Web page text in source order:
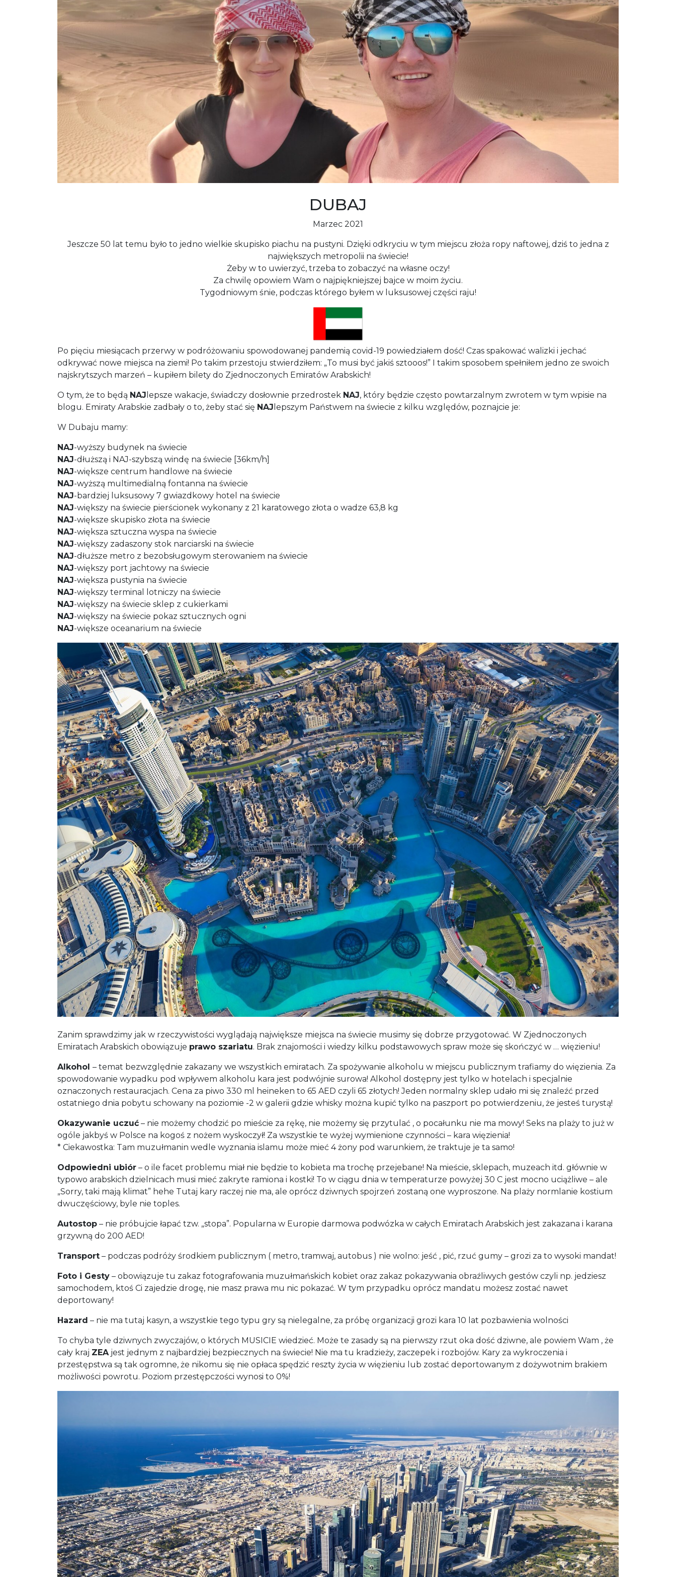
DUBAJ
Marzec 2021
Jeszcze 50 lat temu było to jedno wielkie skupisko piachu na pustyni. Dzięki odkryciu w tym miejscu złoża ropy naftowej, dziś to jedna z
największych metropolii na świecie!
Żeby w to uwierzyć, trzeba to zobaczyć na własne oczy!
Za chwilę opowiem Wam o najpiękniejszej bajce w moim życiu.
Tygodniowym śnie, podczas którego byłem w luksusowej części raju!
Po pięciu miesiącach przerwy w podróżowaniu spowodowanej pandemią covid-19 powiedziałem dość! Czas spakować walizki i jechać
odkrywać nowe miejsca na ziemi! Po takim przestoju stwierdziłem: „To musi być jakiś sztooos!” I takim sposobem spełniłem jedno ze swoich
najskrytszych marzeń – kupiłem bilety do Zjednoczonych Emiratów Arabskich!
O tym, że to będą NAJ lepsze wakacje, świadczy dosłownie przedrostek NAJ, który będzie często powtarzalnym zwrotem w tym wpisie na
blogu. Emiraty Arabskie zadbały o to, żeby stać się NAJ lepszym Państwem na świecie z kilku względów, poznajcie je:
W Dubaju mamy:
NAJ-wyższy budynek na świecie
NAJ-dłuższą i NAJ-szybszą windę na świecie [36km/h]
NAJ-większe centrum handlowe na świecie
NAJ-wyższą multimedialną fontanna na świecie
NAJ-bardziej luksusowy 7 gwiazdkowy hotel na świecie
NAJ-większy na świecie pierścionek wykonany z 21 karatowego złota o wadze 63,8 kg
NAJ-większe skupisko złota na świecie
NAJ-większa sztuczna wyspa na świecie
NAJ-większy zadaszony stok narciarski na świecie
NAJ-dłuższe metro z bezobsługowym sterowaniem na świecie
NAJ-większy port jachtowy na świecie
NAJ-większa pustynia na świecie
NAJ-większy terminal lotniczy na świecie
NAJ-większy na świecie sklep z cukierkami
NAJ-większy na świecie pokaz sztucznych ogni
NAJ-większe oceanarium na świecie
Zanim sprawdzimy jak w rzeczywistości wyglądają największe miejsca na świecie musimy się dobrze przygotować. W Zjednoczonych
Emiratach Arabskich obowiązuje prawo szariatu. Brak znajomości i wiedzy kilku podstawowych spraw może się skończyć w … więzieniu!
Alkohol – temat bezwzględnie zakazany we wszystkich emiratach. Za spożywanie alkoholu w miejscu publicznym trafiamy do więzienia. Za
spowodowanie wypadku pod wpływem alkoholu kara jest podwójnie surowa! Alkohol dostępny jest tylko w hotelach i specjalnie
oznaczonych restauracjach. Cena za piwo 330 ml heineken to 65 AED czyli 65 złotych! Jeden normalny sklep udało mi się znaleźć przed
ostatniego dnia pobytu schowany na poziomie -2 w galerii gdzie whisky można kupić tylko na paszport po potwierdzeniu, że jesteś turystą!
Okazywanie uczuć – nie możemy chodzić po mieście za rękę, nie możemy się przytulać , o pocałunku nie ma mowy! Seks na plaży to już w
ogóle jakbyś w Polsce na kogoś z nożem wyskoczył! Za wszystkie te wyżej wymienione czynności – kara więzienia!
* Ciekawostka: Tam muzułmanin wedle wyznania islamu może mieć 4 żony pod warunkiem, że traktuje je ta samo!
Odpowiedni ubiór – o ile facet problemu miał nie będzie to kobieta ma trochę przejebane! Na mieście, sklepach, muzeach itd. głównie w
typowo arabskich dzielnicach musi mieć zakryte ramiona i kostki! To w ciągu dnia w temperaturze powyżej 30 C jest mocno uciążliwe – ale
„Sorry, taki mają klimat” hehe Tutaj kary raczej nie ma, ale oprócz dziwnych spojrzeń zostaną one wyproszone. Na plaży normlanie kostium
dwuczęściowy, byle nie toples.
Autostop – nie próbujcie łapać tzw. „stopa”. Popularna w Europie darmowa podwózka w całych Emiratach Arabskich jest zakazana i karana
grzywną do 200 AED!
Transport – podczas podróży środkiem publicznym ( metro, tramwaj, autobus ) nie wolno: jeść , pić, rzuć gumy – grozi za to wysoki mandat!
Foto i Gesty – obowiązuje tu zakaz fotografowania muzułmańskich kobiet oraz zakaz pokazywania obraźliwych gestów czyli np. jedziesz
samochodem, ktoś Ci zajedzie drogę, nie masz prawa mu nic pokazać. W tym przypadku oprócz mandatu możesz zostać nawet
deportowany!
Hazard – nie ma tutaj kasyn, a wszystkie tego typu gry są nielegalne, za próbę organizacji grozi kara 10 lat pozbawienia wolności
To chyba tyle dziwnych zwyczajów, o których MUSICIE wiedzieć. Może te zasady są na pierwszy rzut oka dość dziwne, ale powiem Wam , że
cały kraj ZEAjest jednym z najbardziej bezpiecznych na świecie! Nie ma tu kradzieży, zaczepek i rozbojów. Kary za wykroczenia i
przestępstwa są tak ogromne, że nikomu się nie opłaca spędzić reszty życia w więzieniu lub zostać deportowanym z dożywotnim brakiem
możliwości powrotu. Poziom przestępczości wynosi to 0%!